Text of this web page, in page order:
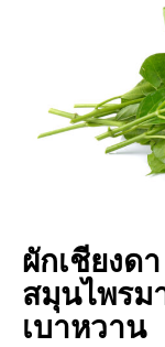
ผักเชียงด
สมุนไพร
เบาหวาน